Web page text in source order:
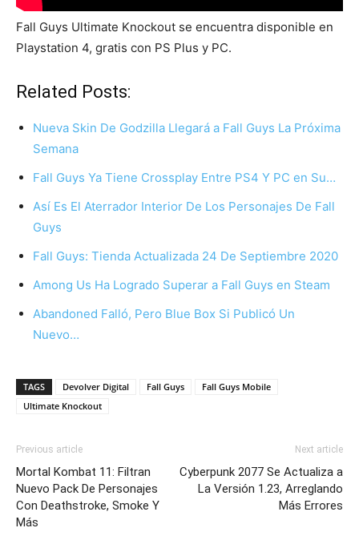
Fall Guys Ultimate Knockout se encuentra disponible en
Playstation 4, gratis con PS Plus y PC.
Related Posts:
Nueva Skin De Godzilla Llegará a Fall Guys La Próxima
Semana
Fall Guys Ya Tiene Crossplay Entre PS4 Y PC en Su…
Así Es El Aterrador Interior De Los Personajes De Fall
Guys
Fall Guys: Tienda Actualizada 24 De Septiembre 2020
Among Us Ha Logrado Superar a Fall Guys en Steam
Abandoned Falló, Pero Blue Box Si Publicó Un
Nuevo…
TAGS Devolver Digital Fall Guys
Fall Guys Mobile
Ultimate Knockout
Previous article
Mortal Kombat 11: Filtran
Nuevo Pack De Personajes
Con Deathstroke, Smoke Y
Más
Next article
Cyberpunk 2077 Se Actualiza a
La Versión 1.23, Arreglando
Más Errores